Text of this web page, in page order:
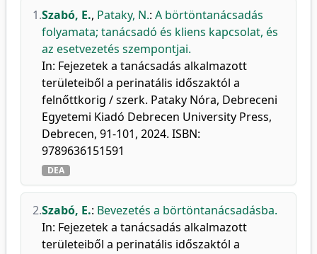
1.Szabó, E., Pataky, N.: A börtöntanácsadás
folyamata; tanácsadó és kliens kapcsolat, és
az esetvezetés szempontjai.
In: Fejezetek a tanácsadás alkalmazott
területeiből a perinatális időszaktól a
felnőttkorig / szerk. Pataky Nóra, Debreceni
Egyetemi Kiadó Debrecen University Press,
Debrecen, 91-101, 2024. ISBN:
9789636151591
DEA
2.Szabó, E.: Bevezetés a börtöntanácsadásba.
In: Fejezetek a tanácsadás alkalmazott
területeiből a perinatális időszaktól a